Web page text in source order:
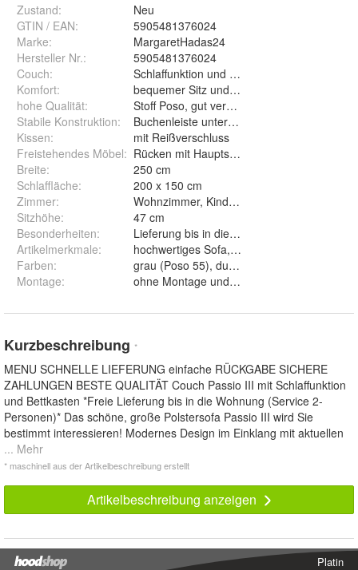
Zustand:
Neu
GTIN / EAN:
5905481376024
Marke:
MargaretHadas24
Hersteller Nr.:
5905481376024
Couch:
Schlaffunktion und Bettkasten
Komfort:
bequemer Sitz und breite Armlehnen
hohe Qualität:
Stoff Poso, gut verarbeitet
Stabile Konstruktion:
Buchenleiste unter der Feder
Kissen:
mit Reißverschluss
Freistehendes Möbel: Rücken mit Hauptstoff gepolstert
Breite:
250 cm
Schlaffläche:
200 x 150 cm
Zimmer:
Wohnzimmer, Kinderzimmer, Arbeitszimmer
Sitzhöhe:
47 cm
Besonderheiten:
Lieferung bis in die Wohnung
Artikelmerkmale:
hochwertiges Sofa, designer Sofa, luxus
Farben:
grau (Poso 55), dunkelgrau (Poso 60),
Montage: ohne Montage und mit Montage
Kurzbeschreibung *
MENU SCHNELLE LIEFERUNG einfache RÜCKGABE SICHERE
ZAHLUNGEN BESTE QUALITÄT Couch Passio III mit Schlaffunktion
und Bettkasten *Freie Lieferung bis in die Wohnung (Service 2-
Personen)* Das schöne, große Polstersofa Passio III wird Sie
bestimmt interessieren! Modernes Design im Einklang mit aktuellen
... Mehr
* maschinell aus der Artikelbeschreibung erstellt
Artikelbeschreibung anzeigen
Platin